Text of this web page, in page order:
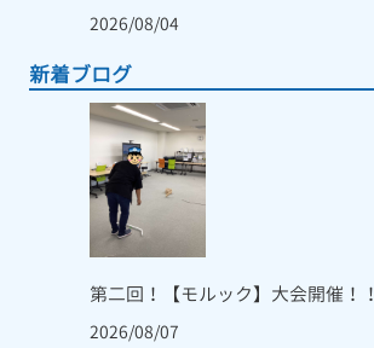
2026/08/04
新着ブログ
第二回！【モルック】大会開催！！
2026/08/07